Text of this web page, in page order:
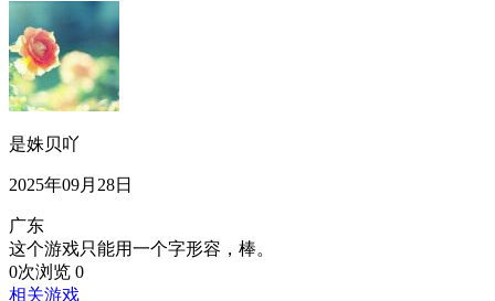
是姝贝吖
2025年09月28日
广东
这个游戏只能用一个字形容，棒。
0次浏览 0
相关游戏